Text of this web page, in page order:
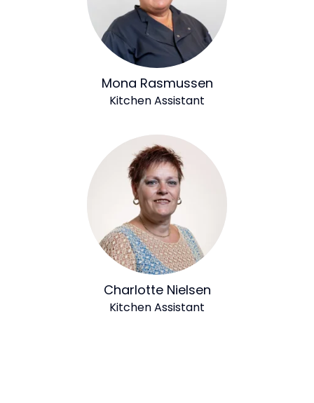
Mona Rasmussen
Kitchen Assistant
Charlotte Nielsen
Kitchen Assistant